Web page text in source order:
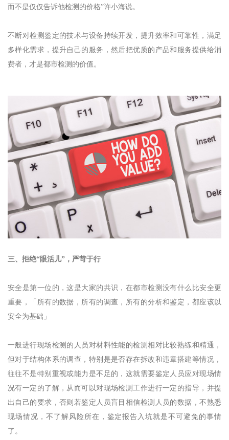
而不是仅仅告诉他检测的价格”许小海说。
不断对检测鉴定的技术与设备持续开发，提升效率和可靠性，满足
多样化需求，提升自己的服务，然后把优质的产品和服务提供给消
费者，才是都市检测的价值。
三、拒绝“眼活儿”，严苛于行
安全是第一位的，这是大家的共识，在都市检测没有什么比安全更
重要，「所有的数据，所有的调查，所有的分析和鉴定，都应该以
安全为基础」
一般进行现场检测的人员对材料性能的检测相对比较熟练和精通，
但对于结构体系的调查，特别是是否存在拆改和违章搭建等情况，
往往不是特别重视或能力是不足的，这就需要鉴定人员应对现场情
况有一定的了解，从而可以对现场检测工作进行一定的指导，并提
出自己的要求，否则若鉴定人员盲目相信检测人员的数据，不熟悉
现场情况，不了解风险所在，鉴定报告入坑就是不可避免的事情
了。